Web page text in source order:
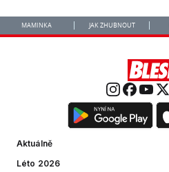
MAMINKA JAK ZHUBNOUT
Aktuálně
Léto 2026